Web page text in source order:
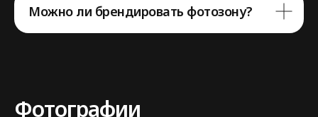
Можно ли брендировать фотозону?
Фотографии
Нужна помощь
Напишите нам в мессенджер,